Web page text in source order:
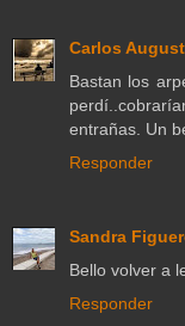
Carlos
Bastan los
entrañas. Un
Responder
Sandra
Bello volver a
Responder